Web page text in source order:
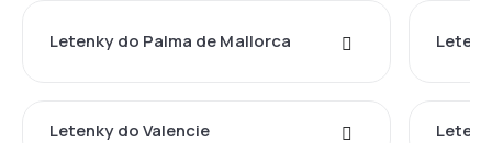
Letenky do Palma de Mallorca
Letenky do Valencie